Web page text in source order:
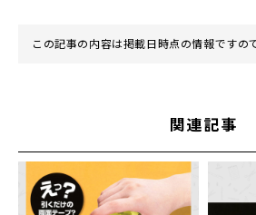
この記事の内容は掲載日時点の情報ですの
関連記事